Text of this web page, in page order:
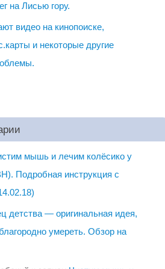
на Лисью гору.
видео на кинопоиске,
и некоторые другие
мышь и лечим колёсико у
Подробная инструкция с
детства — оригинальная идея,
умереть. Обзор на